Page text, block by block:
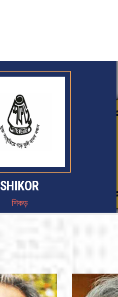
SHIKOR
শিকড়